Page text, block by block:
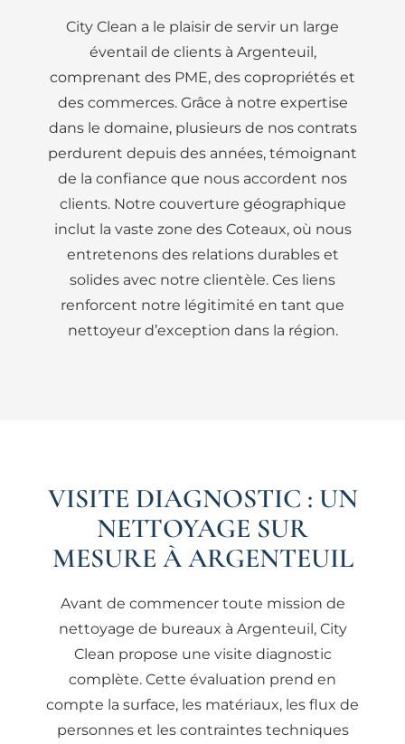
City Clean a le plaisir de servir un large
éventail de clients à Argenteuil,
comprenant des PME, des copropriétés et
des commerces. Grâce à notre expertise
dans le domaine, plusieurs de nos contrats
perdurent depuis des années, témoignant
de la confiance que nous accordent nos
clients. Notre couverture géographique
inclut la vaste zone des Coteaux, où nous
entretenons des relations durables et
solides avec notre clientèle. Ces liens
renforcent notre légitimité en tant que
nettoyeur d’exception dans la région.
VISITE DIAGNOSTIC : UN
NETTOYAGE SUR
MESURE À ARGENTEUIL
Avant de commencer toute mission de
nettoyage de bureaux à Argenteuil, City
Clean propose une visite diagnostic
complète. Cette évaluation prend en
compte la surface, les matériaux, les flux de
personnes et les contraintes techniques